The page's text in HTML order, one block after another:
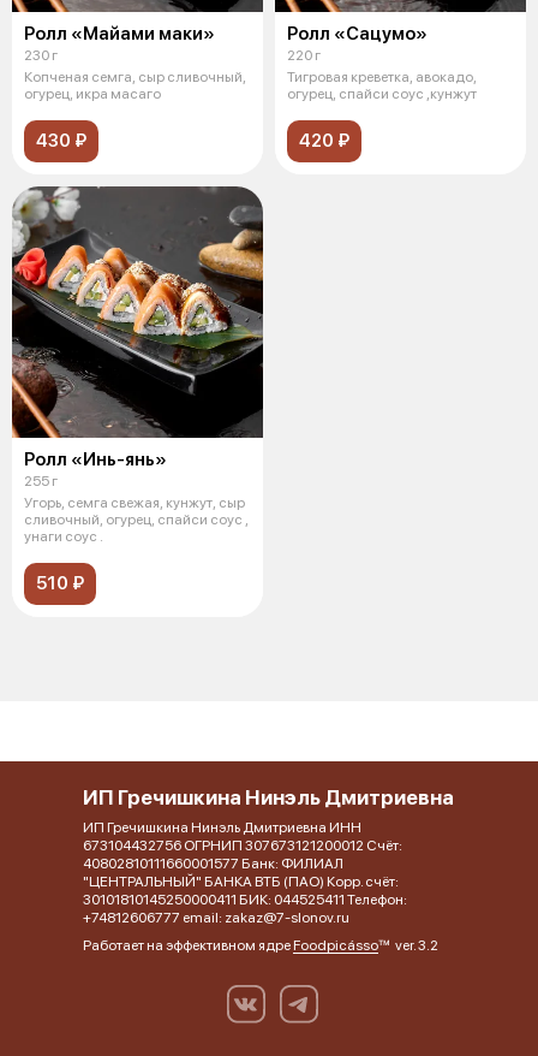
Ролл «Майами маки»
230 г
Копченая семга, сыр сливочный,
огурец, икра масаго
430 ₽
Ролл «Сацумо»
220 г
Тигровая креветка, авокадо,
огурец, спайси соус ,кунжут
420 ₽
Ролл «Инь-янь»
255 г
Угорь, семга свежая, кунжут, сыр
сливочный, огурец, спайси соус ,
унаги соус .
510 ₽
ИП Гречишкина Нинэль Дмитриевна
ИП Гречишкина Нинэль Дмитриевна ИНН
673104432756 ОГРНИП 307673121200012 Счёт:
40802810111660001577 Банк: ФИЛИАЛ
"ЦЕНТРАЛЬНЫЙ" БАНКА ВТБ (ПАО) Корр. счёт:
30101810145250000411 БИК: 044525411 Телефон:
+74812606777 email: zakaz@7-slonov.ru
Работает на эффективном ядреFoodpicássover. 3.2